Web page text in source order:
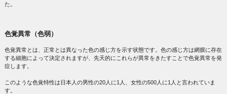
た。
色覚異常（色弱）
色覚異常とは、正常とは異なった色の感じ方を示す状態です。色の感じ方は網膜に存在
する細胞によって決定されますが、先天的にこれらが異常をきたすことで色覚異常を発
症します。
このような色覚特性は日本人の男性の20人に1人、女性の500人に1人と言われていま
す。